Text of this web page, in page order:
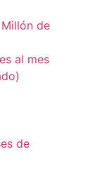
de
al mes
de